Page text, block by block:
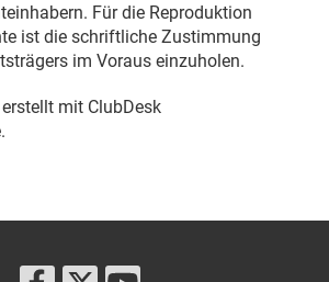
Für die Reproduktion
ist die schriftliche Zustimmung
im Voraus einzuholen.
mit ClubDesk